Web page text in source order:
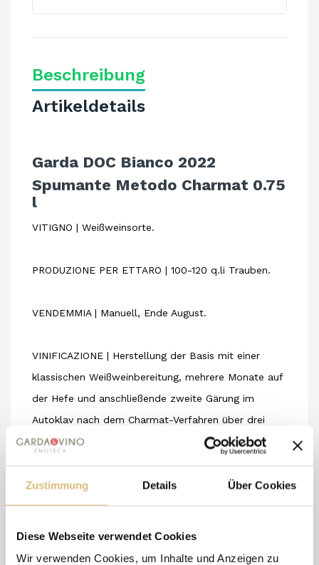
Zustimmung Details Über Cookies
Diese Webseite verwendet Cookies
Wir verwenden Cookies, um Inhalte und Anzeigen zu
Beschreibung
Artikeldetails
Garda DOC Bianco 2022
Spumante Metodo Charmat 0.75
l
VITIGNO | Weißweinsorte.
PRODUZIONE PER ETTARO | 100-120 q.li Trauben.
VENDEMMIA | Manuell, Ende August.
VINIFICAZIONE | Herstellung der Basis mit einer
klassischen Weißweinbereitung, mehrere Monate auf
der Hefe und anschließende zweite Gärung im
Autoklav nach dem Charmat-Verfahren über drei
Monate. Keine malolaktische Gärung.
CARATTERISTICHE ORGANOLETTICHE |
Strohhoniggelbe Farbe mit feiner und anhaltender